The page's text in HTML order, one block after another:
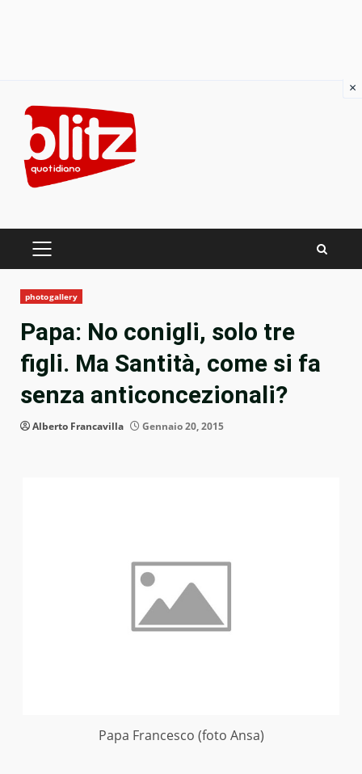
content
PRIMARY
photogallery
Papa: No conigli, solo tre
figli. Ma Santità, come si fa
senza anticoncezionali?
Alberto Francavilla Gennaio 20, 2015
Papa Francesco (foto Ansa)
×